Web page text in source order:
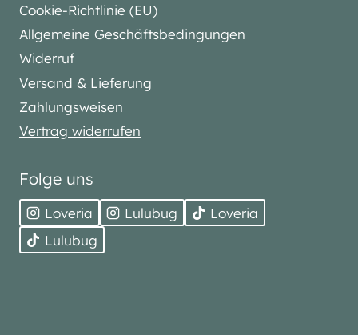
Cookie-Richtlinie (EU)
Allgemeine Geschäftsbedingungen
Widerruf
Versand & Lieferung
Zahlungsweisen
Vertrag widerrufen
Folge uns
Loveria Lulubug
Loveria
Lulubug